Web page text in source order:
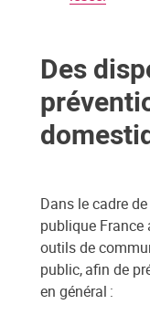
Des
Dans le cadre
publique France
outils de
public, afin de
en général :